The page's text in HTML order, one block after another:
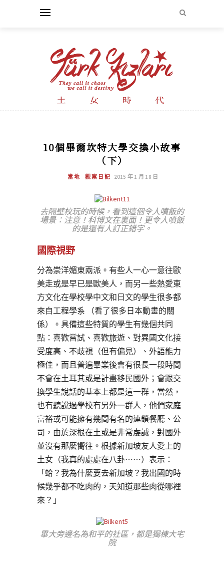
10個畢爾坎特大學交換小故事
（下）
當地 觀察日記 2015 年 1 月 18 日
去隔壁校玩的時候，看到這個令人噴飯的
場景：注意！科博文在裏面！更令人噴飯
的是還有人訂正錯字。
國際視野
分為崇洋媚東兩派。有些人一心一意往歐
美走或是早已是歐美人，而另一些熱愛東
方文化在學校學中文和日文的學生很多都
來自工程學系 （看了很多日本動畫的關
係）。具備這些特質的學生有幾個共同
點：喜歡嘗試、喜歡旅遊、對異國文化接
受度高、不歧視（但有偏見）、外語能力
極佳，而且普遍畢業後會有很長一段時間
不會在土耳其或是計畫移民國外；會跟交
換學生說話的基本上都是這一群，當然，
也有聽說過學校有另外一群人，他們家庭
富裕或可能擁有幾間有名的連鎖餐廳、公
司，由於深根在土或是非常虔誠，對國外
並沒有那麼嚮往。根據新加坡友人愛上的
土女（我真的處處在八卦⋯⋯）表示：
「蛤？我為什麼要去新加坡？我出國的時
候幾乎都不吃肉的，天知道那些肉從哪裡
來？」
畢大旁邊名為和平的社區，都是獨棟大宅
院